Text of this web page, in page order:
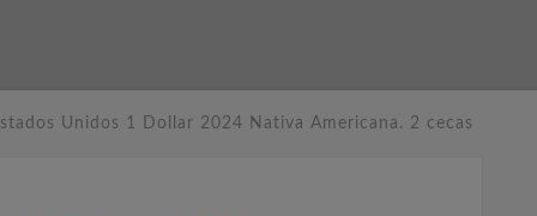
Unidos 1 Dollar 2024 Nativa Americana. 2 cecas